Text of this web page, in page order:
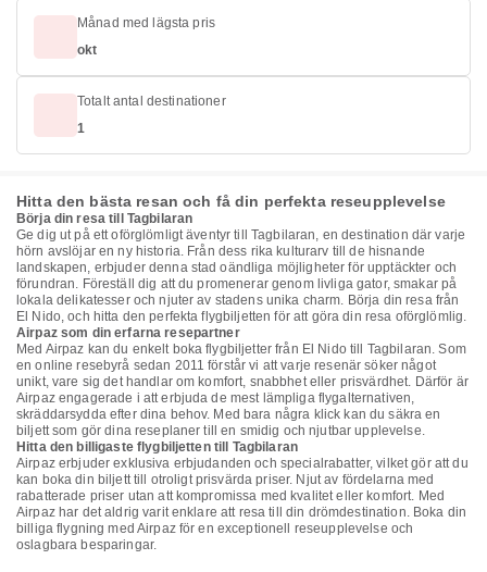
Månad med lägsta pris
okt
Totalt antal destinationer
1
Hitta den bästa resan och få din perfekta reseupplevelse
Börja din resa till Tagbilaran
Ge dig ut på ett oförglömligt äventyr till Tagbilaran, en destination där varje
hörn avslöjar en ny historia. Från dess rika kulturarv till de hisnande
landskapen, erbjuder denna stad oändliga möjligheter för upptäckter och
förundran. Föreställ dig att du promenerar genom livliga gator, smakar på
lokala delikatesser och njuter av stadens unika charm. Börja din resa från
El Nido, och hitta den perfekta flygbiljetten för att göra din resa oförglömlig.
Airpaz som din erfarna resepartner
Med Airpaz kan du enkelt boka flygbiljetter från El Nido till Tagbilaran. Som
en online resebyrå sedan 2011 förstår vi att varje resenär söker något
unikt, vare sig det handlar om komfort, snabbhet eller prisvärdhet. Därför är
Airpaz engagerade i att erbjuda de mest lämpliga flygalternativen,
skräddarsydda efter dina behov. Med bara några klick kan du säkra en
biljett som gör dina reseplaner till en smidig och njutbar upplevelse.
Hitta den billigaste flygbiljetten till Tagbilaran
Airpaz erbjuder exklusiva erbjudanden och specialrabatter, vilket gör att du
kan boka din biljett till otroligt prisvärda priser. Njut av fördelarna med
rabatterade priser utan att kompromissa med kvalitet eller komfort. Med
Airpaz har det aldrig varit enklare att resa till din drömdestination. Boka din
billiga flygning med Airpaz för en exceptionell reseupplevelse och
oslagbara besparingar.